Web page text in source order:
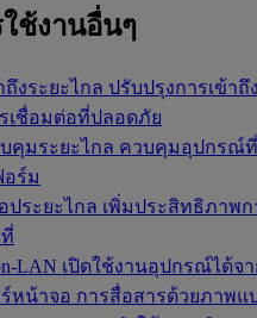
ช้งานอื่นๆ
ถึงระยะไกล ปรับปรุงการเข้าถึ
เชื่อมต่อที่ปลอดภัย
คุมระยะไกล ควบคุมอุปกรณ์
ร์ม
ประยะไกล เพิ่มประสิทธิภาพก
LAN เปิดใช้งานอุปกรณ์ได้จ
หน้าจอ การสื่อสารด้วยภาพแ